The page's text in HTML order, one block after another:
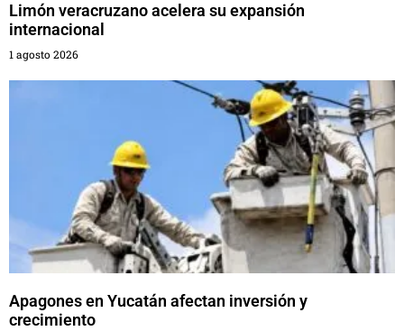
Limón veracruzano acelera su expansión
internacional
1 agosto 2026
Apagones en Yucatán afectan inversión y
crecimiento